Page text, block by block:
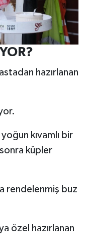
hazırlanan
kıvamlı bir
küpler
rendelenmiş buz
özel hazırlanan